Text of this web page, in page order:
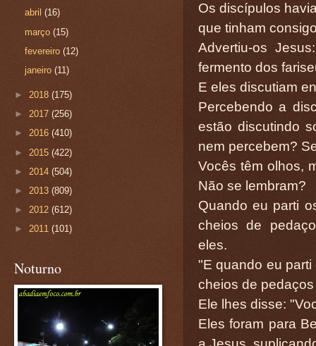
Os discípulos
que tinham
Advertiu-os
fermento dos
E eles discutiam
Percebendo a
estão discutindo
nem percebem?
Vocês têm olhos,
Não se lembram?
Quando eu parti
cheios de
eles.
"E quando eu
cheios de
Ele lhes disse:
Eles foram para
abril(16)
março(15)
fevereiro(12)
janeiro(11)
► 2018 (175)
► 2017 (256)
► 2016 (410)
► 2015 (422)
► 2014 (504)
► 2013 (809)
► 2012 (612)
► 2011 (101)
Noturno